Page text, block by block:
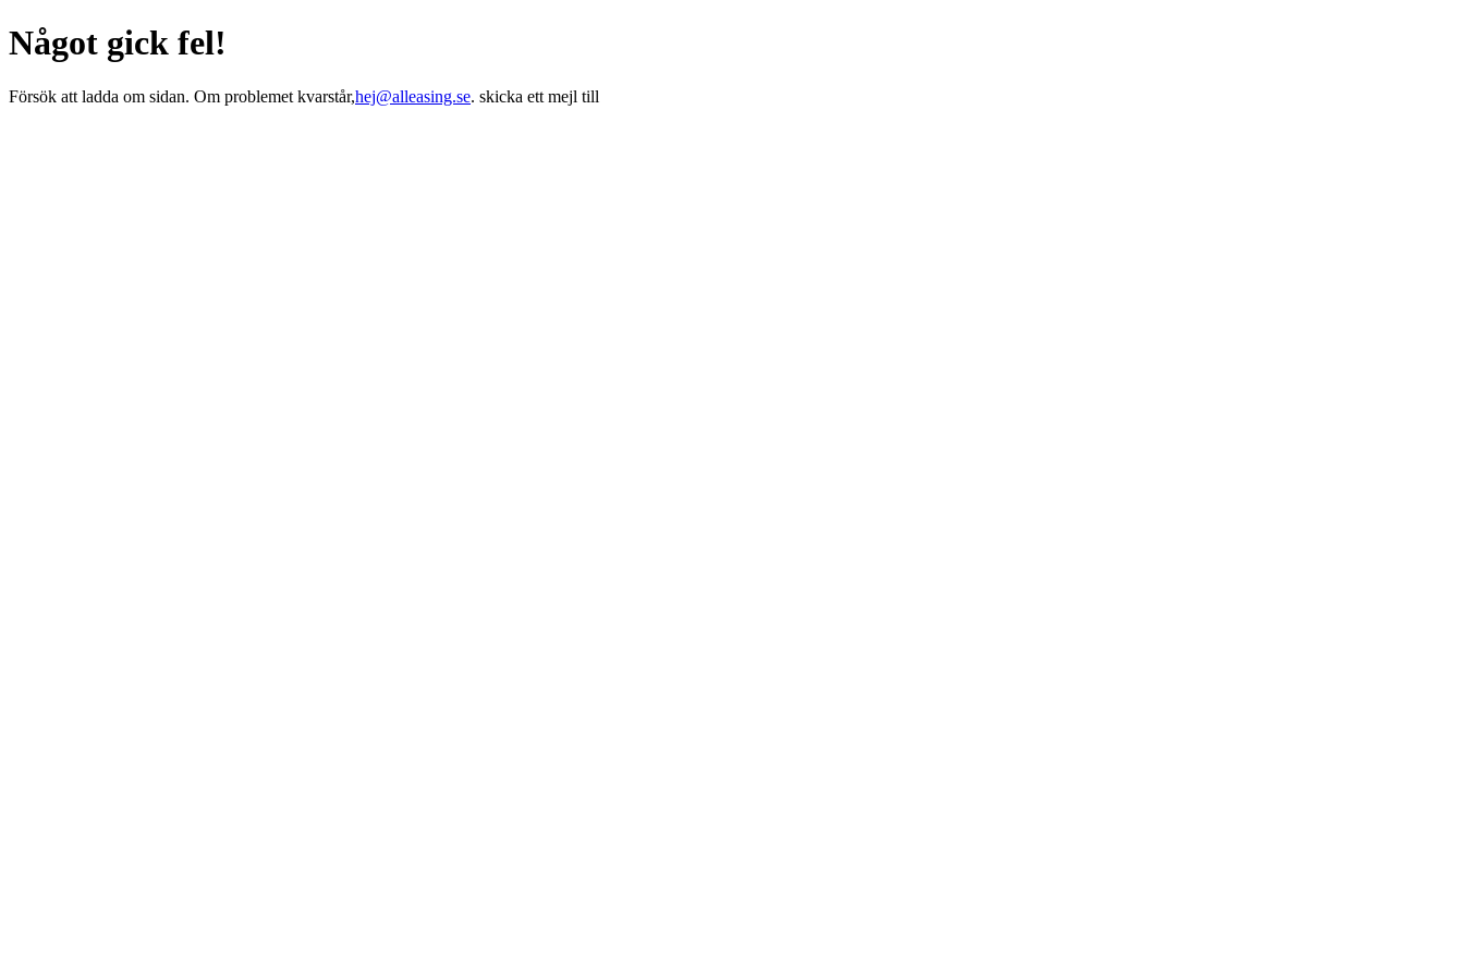
Något gick fel!
Försök att ladda om sidan. Om problemet kvarstår,hej@alleasing.se. skicka ett mejl till